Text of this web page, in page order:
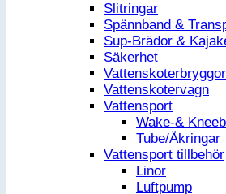
Slitringar
Spännband &
Sup-Brädor &
Säkerhet
Vattenskoterbryggor
Vattenskotervagn
Vattensport
Wake-&
Tube/Åkringar
Vattensport tillbehör
Linor
Luftpump